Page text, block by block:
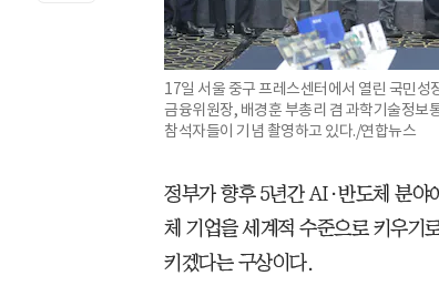
17일 서울 중구 프레스센터에서 열린 국민
금융위원장, 배경훈 부총리 겸 과학기술정보
참석자들이 기념 촬영하고 있다./연합뉴스
정부가 향후 5년간 AI·반도체 분야
체 기업을 세계적 수준으로 키우기
키겠다는 구상이다.